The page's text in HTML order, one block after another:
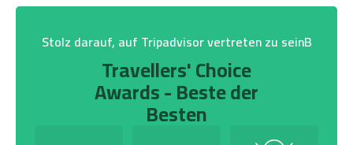
Stolz darauf, auf Tripadvisor vertreten zu seinB
Travellers' Choice
Awards - Beste der
Besten